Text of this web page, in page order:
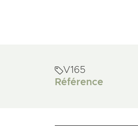
V165
Référence